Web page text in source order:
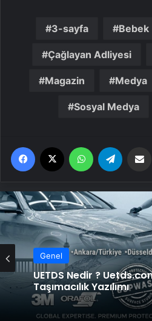
3-sayfa Bebek
Çağlayan Adliyesi
Magazin Medya
Sosyal Medya
Facebook WhatsApp
Genel
UETDS Nedir ?
Taşımacılık Yazılımı